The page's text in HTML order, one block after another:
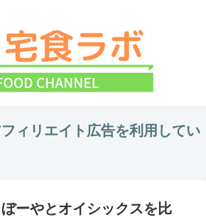
ィリエイト広告を利用してい
ーやとオイシックスを比